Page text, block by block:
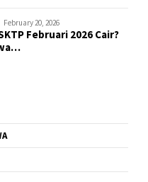
February 20, 2026
Februari 2026 Cair?